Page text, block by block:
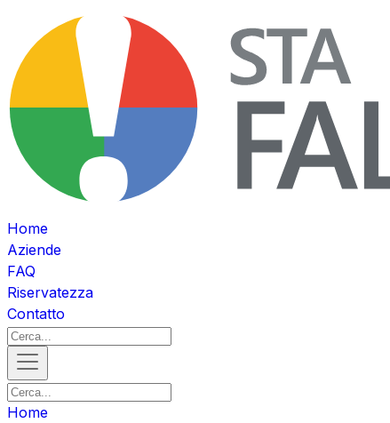
Home
Aziende
FAQ
Riservatezza
Contatto
Home